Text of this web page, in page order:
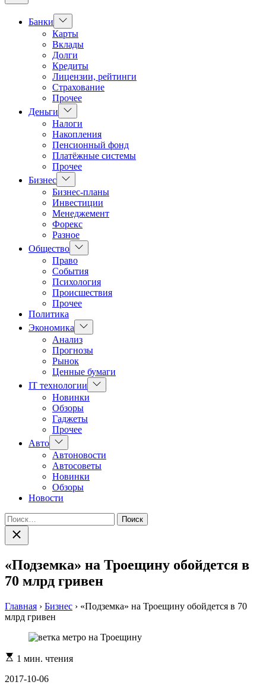
Банки
Показать
подменю
Карты
Вклады
Долги
Кредиты
Лицензии, рейтинги
Страхование
Прочее
Деньги
Показать
подменю
Налоги
Накопления
Пенсионный фонд
Платёжные системы
Прочее
Бизнес Показать
подменю
Бизнес-планы
Инвестиции
Менеджемент
Форекс
Разное
Общество Показать
подменю
Право
События
Психология
Происшествия
Прочее
Политика
Экономика
Показать
подменю
Анализ
Прогнозы
Рынок
Ценные бумаги
IT технологии
Показать
подменю
Новинки
Обзоры
Гаджеты
Прочее
Авто Показать
подменю
Автоновости
Автосоветы
Новинки
Обзоры
Новости
Найти:
Закрыть
поиск
«Подземка» на Троещину обойдется в
70 млрд гривен
Главная › Бизнес › «Подземка» на Троещину обойдется в 70
млрд гривен
Расчетное
чтения
1 мин. чтения
2017-10-06